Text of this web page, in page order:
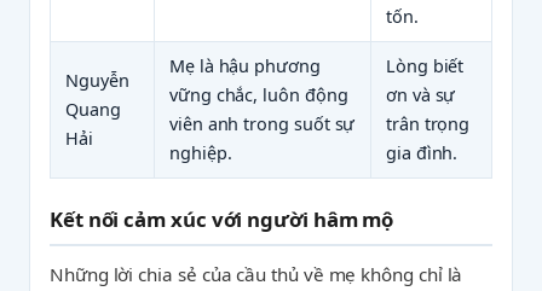
tốn.
Nguyễn
Quang
Hải
Mẹ là hậu phương
vững chắc, luôn động
viên anh trong suốt sự
nghiệp.
Lòng biết
ơn và sự
trân trọng
gia đình.
Kết nối cảm xúc với người hâm mộ
Những lời chia sẻ của cầu thủ về mẹ không chỉ là